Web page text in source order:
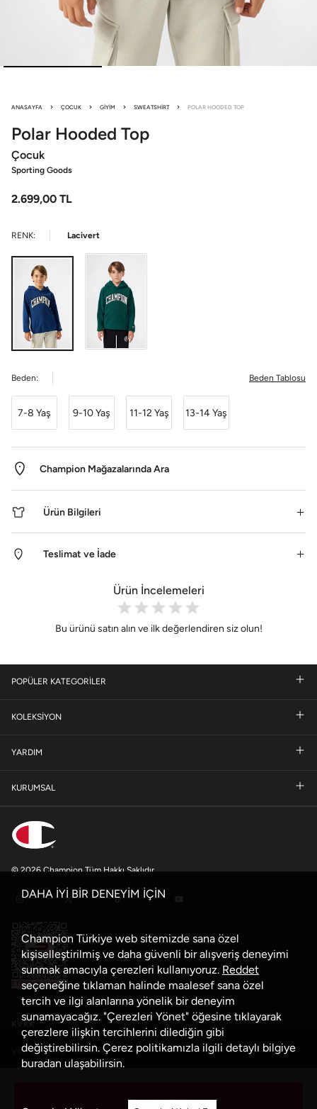
ANASAYFA ÇOCUK GIYIM SWEATSHIRT POLAR HOODED TOP
Polar Hooded Top
Çocuk
Sporting Goods
2.699,00 TL
RENK: Lacivert
Beden: Beden Tablosu
7-8 Yaş 9-10 Yaş 11-12 Yaş 13-14 Yaş
Sepete Ekle
Champion Mağazalarında Ara
Ürün Bilgileri
Teslimat ve İade
Ürün İncelemeleri
Bu ürünü satın alın ve ilk değerlendiren siz olun!
POPÜLER KATEGORİLER
KOLEKSİYON
YARDIM
KURUMSAL
© 2026 Champion Tüm Hakkı Saklıdır
KVKK
Veri Güvenliği Politikası
DAHA İYİ BİR DENEYİM İÇİN
Champion Türkiye web sitemizde sana özel
kişiselleştirilmiş ve daha güvenli bir alışveriş deneyimi
sunmak amacıyla çerezleri kullanıyoruz. Reddet
seçeneğine tıklaman halinde maalesef sana özel
tercih ve ilgi alanlarına yönelik bir deneyim
sunamayacağız. "Çerezleri Yönet" öğesine tıklayarak
çerezlere ilişkin tercihlerini dilediğin gibi
değiştirebilirsin. Çerez politikamızla ilgili detaylı bilgiye
buradan ulaşabilirsin.